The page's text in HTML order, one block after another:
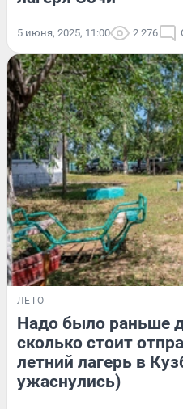
5 июня, 2025, 11:00 2 276
ЛЕТО
Надо было раньше
сколько стоит
летний лагерь в
ужаснулись)